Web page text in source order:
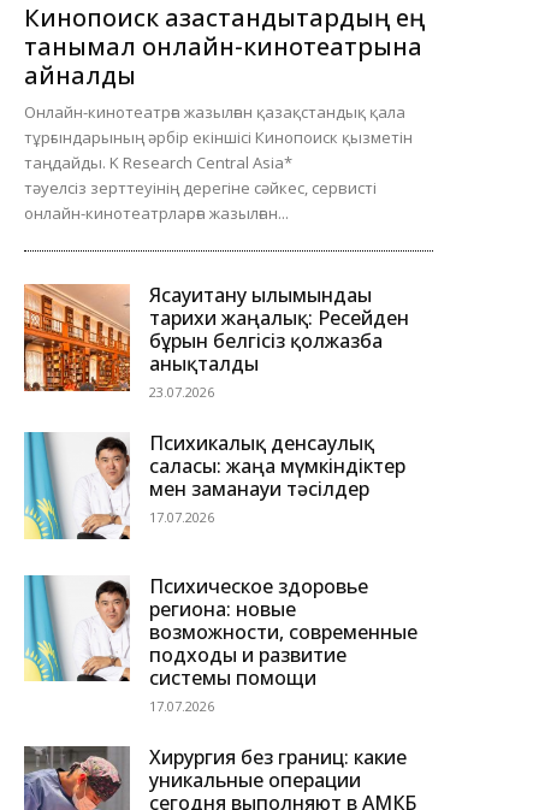
Кинопоиск қазақстандықтардың ең
танымал онлайн-кинотеатрына
айналды
Онлайн-кинотеатрға жазылған қазақстандық қала
тұрғындарының әрбір екіншісі Кинопоиск қызметін
таңдайды. K Research Central Asia*
тәуелсіз зерттеуінің дерегіне сәйкес, сервисті
онлайн-кинотеатрларға жазылған...
Ясауитану ғылымындағы
тарихи жаңалық: Ресейден
бұрын белгісіз қолжазба
анықталды
23.07.2026
Психикалық денсаулық
саласы: жаңа мүмкіндіктер
мен заманауи тәсілдер
17.07.2026
Психическое здоровье
региона: новые
возможности, современные
подходы и развитие
системы помощи
17.07.2026
Хирургия без границ: какие
уникальные операции
сегодня выполняют в АМКБ